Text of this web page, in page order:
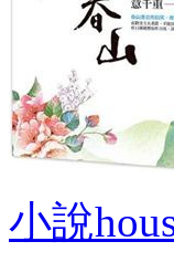
小說